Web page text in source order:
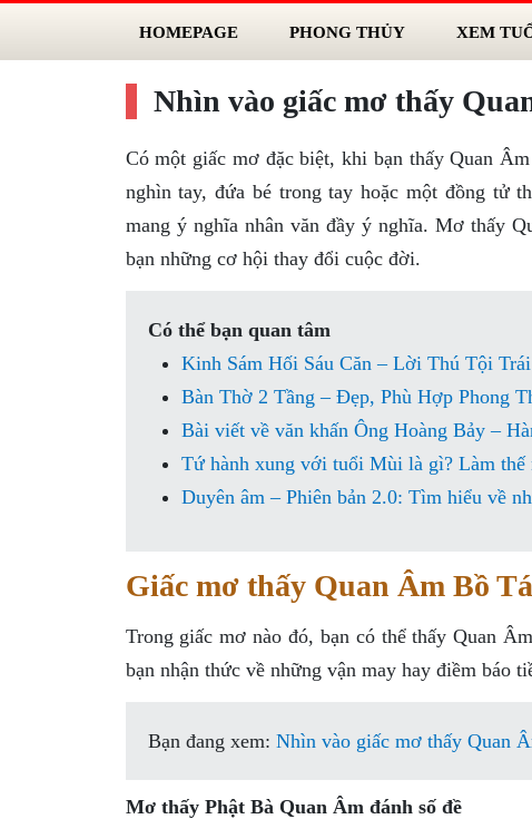
HOMEPAGE PHONG THỦY XEM
Nhìn vào giấc mơ thấy
Có một giấc mơ đặc biệt, khi bạn thấy Quan
nghìn tay, đứa bé trong tay hoặc một đồng tử
mang ý nghĩa nhân văn đầy ý nghĩa. Mơ thấy
bạn những cơ hội thay đổi cuộc đời.
Có thể bạn quan tâm
Kinh Sám Hối Sáu Căn – Lời Thú Tội
Bàn Thờ 2 Tầng – Đẹp, Phù Hợp Phong
Bài viết về văn khấn Ông Hoàng Bảy –
Tứ hành xung với tuổi Mùi là gì? Làm thế
Duyên âm – Phiên bản 2.0: Tìm hiểu về
Giấc mơ thấy Quan Âm Bồ
Trong giấc mơ nào đó, bạn có thể thấy Quan
bạn nhận thức về những vận may hay điềm báo
Bạn đang xem: Nhìn vào giấc mơ thấy Quan
Mơ thấy Phật Bà Quan Âm đánh số đề